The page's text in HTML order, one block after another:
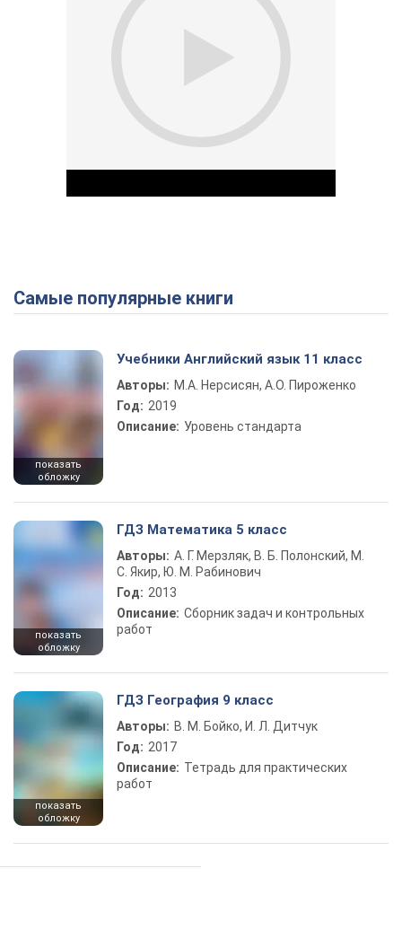
Play Video
Самые популярные книги
показать
обложку
Учебники Английский язык 11 класс
Авторы: М.А. Нерсисян, А.О. Пироженко
Год: 2019
Описание: Уровень стандарта
показать
обложку
ГДЗ Математика 5 класс
Авторы: А. Г. Мерзляк, В. Б. Полонский, М.
С. Якир, Ю. М. Рабинович
Год: 2013
Описание: Сборник задач и контрольных
работ
показать
обложку
ГДЗ География 9 класс
Авторы: В. М. Бойко, И. Л. Дитчук
Год: 2017
Описание: Тетрадь для практических
работ